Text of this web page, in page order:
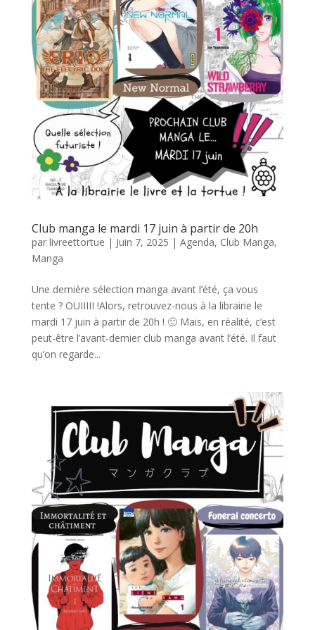
Club manga le mardi 17 juin à partir de 20h
par livreettortue | Juin 7, 2025 | Agenda, Club Manga,
Manga
Une dernière sélection manga avant l’été, ça vous
tente ? OUIIIII !Alors, retrouvez-nous à la librairie le
mardi 17 juin à partir de 20h ! 🙂 Mais, en réalité, c’est
peut-être l’avant-dernier club manga avant l’été. Il faut
qu’on regarde...